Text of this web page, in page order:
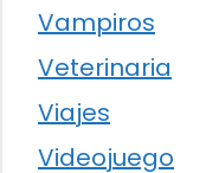
Vampiros
Veterinaria
Viajes
Videojuego